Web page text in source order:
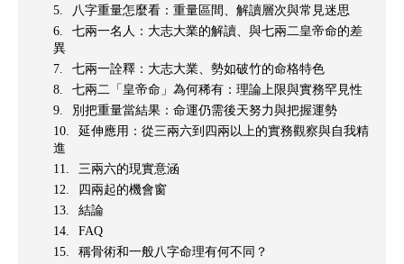
八字重量怎麼看：重量區間、解讀層次與常見迷思
七兩一名人：大志大業的解讀、與七兩二皇帝命的差
異
七兩一詮釋：大志大業、勢如破竹的命格特色
七兩二「皇帝命」為何稀有：理論上限與實務罕見性
別把重量當結果：命運仍需後天努力與把握運勢
延伸應用：從三兩六到四兩以上的實務觀察與自我精
進
三兩六的現實意涵
四兩起的機會窗
結論
FAQ
稱骨術和一般八字命理有何不同？